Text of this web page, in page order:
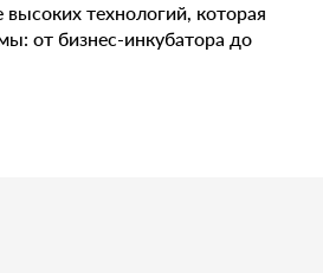
технологий, которая
от бизнес-инкубатора до